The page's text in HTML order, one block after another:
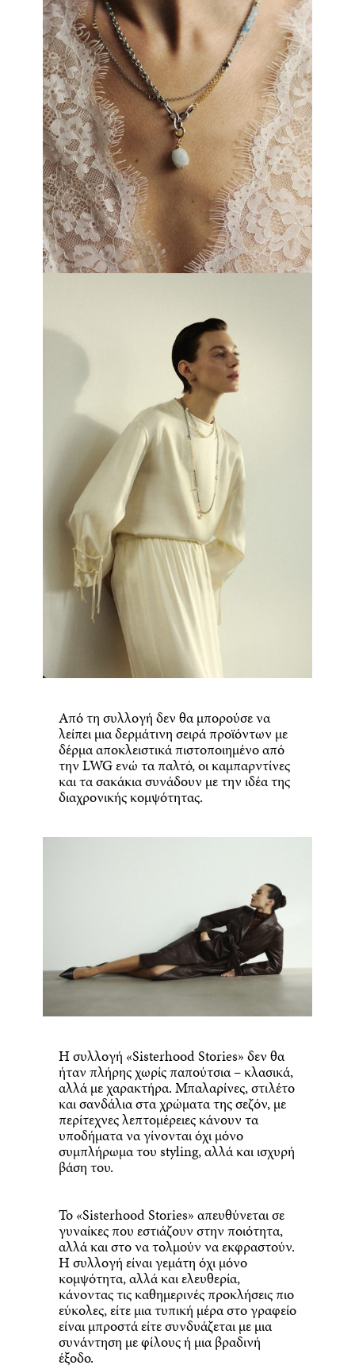
Από τη συλλογή δεν θα μπορούσε να
λείπει μια δερμάτινη σειρά προϊόντων με
δέρμα αποκλειστικά πιστοποιημένο από
την LWG ενώ τα παλτό, οι καμπαρντίνες
και τα σακάκια συνάδουν με την ιδέα της
διαχρονικής κομψότητας.
Η συλλογή «Sisterhood Stories» δεν θα
ήταν πλήρης χωρίς παπούτσια – κλασικά,
αλλά με χαρακτήρα. Μπαλαρίνες, στιλέτο
και σανδάλια στα χρώματα της σεζόν, με
περίτεχνες λεπτομέρειες κάνουν τα
υποδήματα να γίνονται όχι μόνο
συμπλήρωμα του styling, αλλά και ισχυρή
βάση του.
Το «Sisterhood Stories» απευθύνεται σε
γυναίκες που εστιάζουν στην ποιότητα,
αλλά και στο να τολμούν να εκφραστούν.
Η συλλογή είναι γεμάτη όχι μόνο
κομψότητα, αλλά και ελευθερία,
κάνοντας τις καθημερινές προκλήσεις πιο
εύκολες, είτε μια τυπική μέρα στο γραφείο
είναι μπροστά είτε συνδυάζεται με μια
συνάντηση με φίλους ή μια βραδινή
έξοδο.